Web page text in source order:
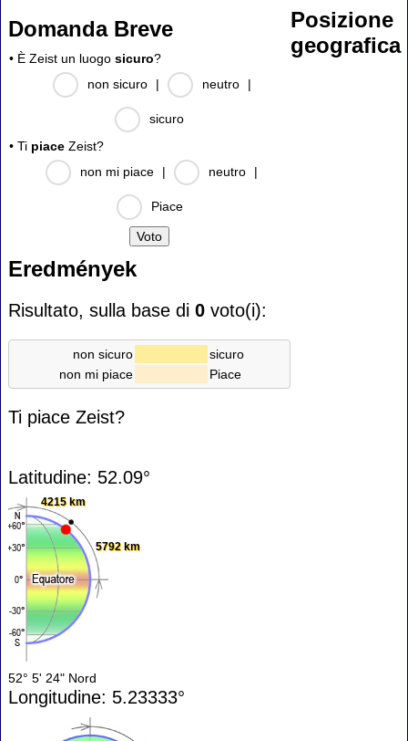
Domanda Breve
• È Zeist un luogo sicuro?
non sicuro
| neutro |
sicuro
• Ti piace Zeist?
non mi piace
| neutro |
Piace
Eredmények
Risultato, sulla base di 0 voto(i):
non sicuro
sicuro
non mi piace
Piace
Ti piace Zeist?
Posizione
geografica
Latitudine: 52.09°
4215 km
5792 km
52° 5' 24" Nord
Longitudine: 5.23333°